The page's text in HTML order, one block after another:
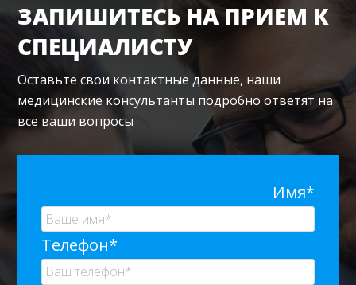
ЗАПИШИТЕСЬ НА ПРИЕМ К
СПЕЦИАЛИСТУ
Оставьте свои контактные данные, наши
медицинские консультанты подробно ответят на
все ваши вопросы
Имя*
Телефон*